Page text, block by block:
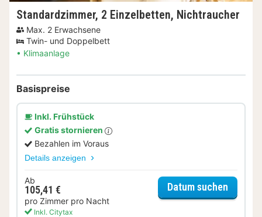
Standardzimmer, 2 Einzelbetten, Nichtraucher
Max. 2 Erwachsene
Twin- und Doppelbett
Klimaanlage
Basispreise
Inkl. Frühstück
Gratis stornieren
Bezahlen im Voraus
Details anzeigen
Ab
105,41 €
pro Zimmer pro Nacht
Inkl. Citytax
Datum suchen